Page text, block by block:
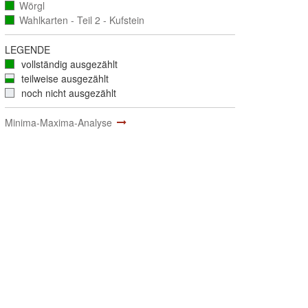
Wörgl
(vollständig
ausgezählt)
Wahlkarten - Teil 2 - Kufstein
(vollständig
LEGENDE
vollständig ausgezählt
teilweise ausgezählt
noch nicht ausgezählt
Minima-Maxima-Analyse